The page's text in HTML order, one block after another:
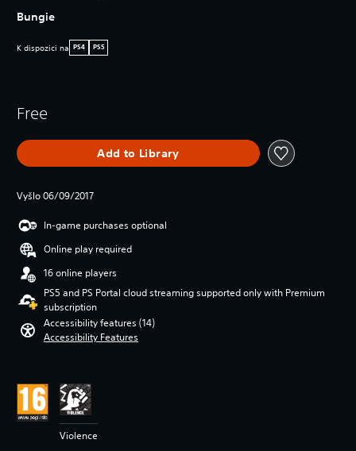
Bungie
K dispozici na PS4 PS5
Free
Add to Library
Vyšlo 06/09/2017
In-game purchases optional
Online play required
16 online players
PS5 and PS Portal cloud streaming supported only with Premium
subscription
Accessibility features (14)
Accessibility Features
Violence